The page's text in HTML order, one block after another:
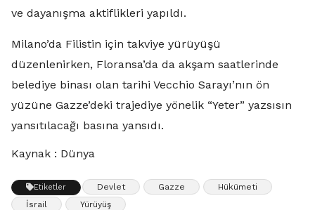
ve dayanışma aktiflikleri yapıldı.
Milano’da Filistin için takviye yürüyüşü
düzenlenirken, Floransa’da da akşam saatlerinde
belediye binası olan tarihi Vecchio Sarayı’nın ön
yüzüne Gazze’deki trajediye yönelik “Yeter” yazsısın
yansıtılacağı basına yansıdı.
Kaynak : Dünya
Etiketler Devlet Gazze
Hükümeti
İsrail
Yürüyüş